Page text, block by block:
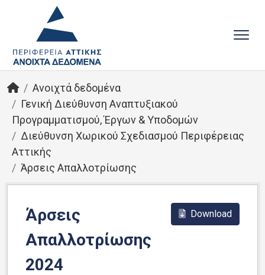
Ανοιχτά δεδομένα
Γενική Διεύθυνση Αναπτυξιακού
Προγραμματισμού, Έργων & Υποδομών
Διεύθυνση Χωρικού Σχεδιασμού Περιφέρειας
Αττικής
Άρσεις Απαλλοτρίωσης
Άρσεις
Απαλλοτρίωσης
2024
Download